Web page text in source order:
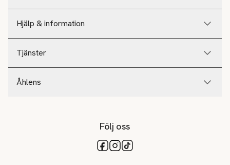
Hjälp & information
Tjänster
Åhlens
Följ oss